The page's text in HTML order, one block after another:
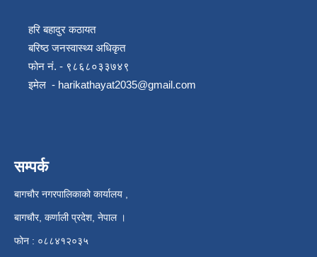
हरि बहादुर कठायत
बरिष्ठ जनस्वास्थ्य अधिकृत
फोन नं. - ९८६८०३३७४९
इमेल - harikathayat2035@gmail.com
सम्पर्क
बागचौर नगरपालिकाको कार्यालय ,
बागचौर, कर्णाली प्रदेश, नेपाल ।
फोन : ०८८४१२०३५